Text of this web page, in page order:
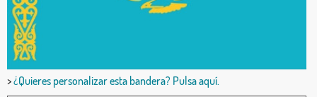
>¿Quieres personalizar esta bandera? Pulsa aquí.